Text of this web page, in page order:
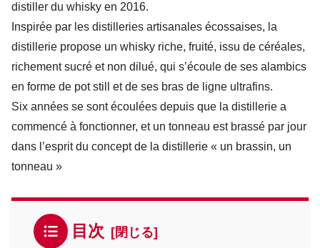
distiller du whisky en 2016.
Inspirée par les distilleries artisanales écossaises, la
distillerie propose un whisky riche, fruité, issu de céréales,
richement sucré et non dilué, qui s’écoule de ses alambics
en forme de pot still et de ses bras de ligne ultrafins.
Six années se sont écoulées depuis que la distillerie a
commencé à fonctionner, et un tonneau est brassé par jour
dans l’esprit du concept de la distillerie « un brassin, un
tonneau »
目次